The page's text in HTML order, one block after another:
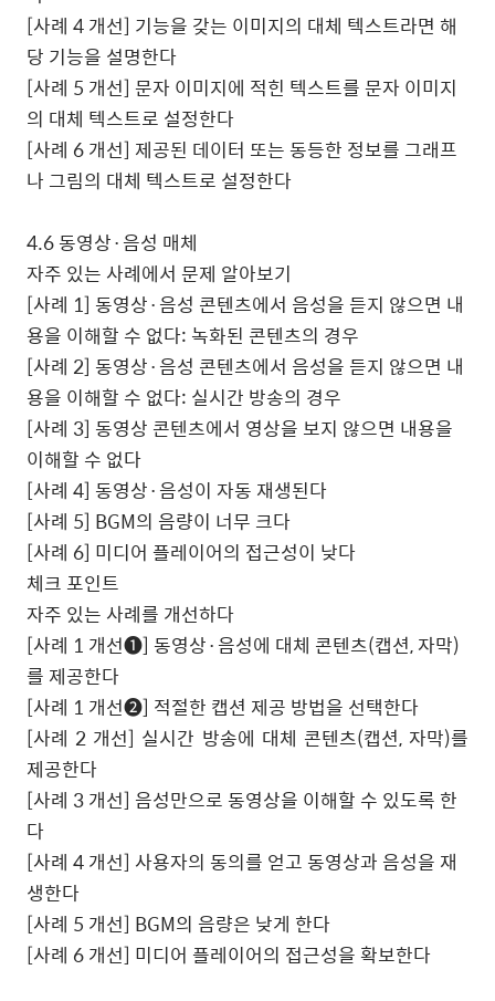
[사례 4개선] 기능을 갖는 이미지의 대체 텍스트라면 해
당 기능을 설명한다
[사례 5 개선] 문자 이미지에 적힌 텍스트를 문자 이미지
의 대체 텍스트로 설정한다
[사례 6개선] 제공된 데이터 또는 동등한 정보를 그래프
나 그림의 대체 텍스트로 설정한다
4.6동영상·음성 매체
자주 있는 사례에서 문제 알아보기
[사례 1] 동영상·음성 콘텐츠에서 음성을 듣지 않으면 내
용을 이해할 수 없다: 녹화된 콘텐츠의 경우
[사례 2] 동영상·음성 콘텐츠에서 음성을 듣지 않으면 내
용을 이해할 수 없다: 실시간 방송의 경우
[사례 3] 동영상 콘텐츠에서 영상을 보지 않으면 내용을
이해할 수 없다
[사례 4] 동영상·음성이 자동 재생된다
[사례 5] BGM의 음량이 너무 크다
[사례 6] 미디어 플레이어의 접근성이 낮다
체크 포인트
자주 있는 사례를 개선하다
[사례 1 개선❶] 동영상·음성에 대체 콘텐츠(캡션,자막)
를 제공한다
[사례 1 개선❷] 적절한 캡션 제공 방법을 선택한다
[사례 2 개선] 실시간 방송에 대체 콘텐츠(캡션, 자막)를
제공한다
[사례 3개선] 음성만으로 동영상을 이해할 수 있도록 한
다
[사례 4개선] 사용자의 동의를 얻고 동영상과 음성을 재
생한다
[사례 5 개선] BGM의 음량은 낮게 한다
[사례 6개선] 미디어 플레이어의 접근성을 확보한다